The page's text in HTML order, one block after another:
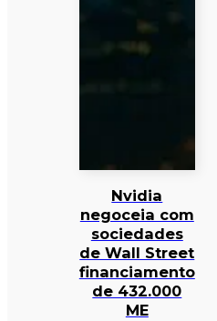
Nvidia
negoceia com
sociedades
de Wall Street
financiamento
de 432.000
ME